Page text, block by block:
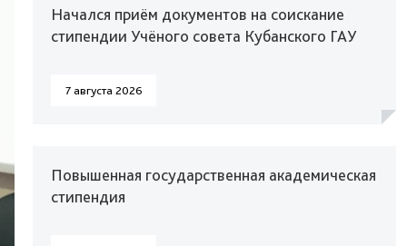
Начался приём документов на соискание
стипендии Учёного совета Кубанского ГАУ
7 августа 2026
Повышенная государственная академическая
стипендия